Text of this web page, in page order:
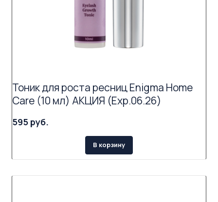
Тоник для роста ресниц Enigma Home
Care (10 мл) АКЦИЯ (Exp.06.26)
595 руб.
В корзину